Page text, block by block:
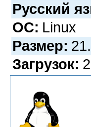
Русский
ОС: Linux
Размер:
Загрузок: